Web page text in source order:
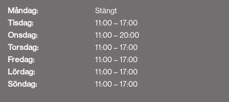
Måndag: Stängt
Tisdag: 11:00 – 17:00
Onsdag: 11:00 – 20:00
Torsdag: 11:00 – 17:00
Fredag: 11:00 – 17:00
Lördag: 11:00 – 17:00
Söndag: 11:00 – 17:00